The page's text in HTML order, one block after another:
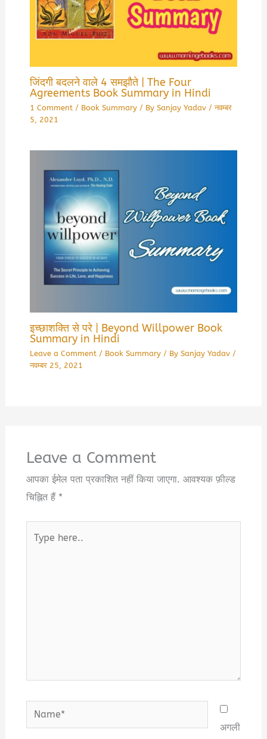
जिंदगी बदलने वाले 4 समझौते | The Four
Agreements Book Summary in Hindi
1 Comment / Book Summary/ By Sanjay Yadav /नवम्बर
5, 2021
इच्छाशक्ति से परे | Beyond Willpower Book
Summary in Hindi
Leave a Comment / Book Summary/ By Sanjay Yadav /
नवम्बर 25, 2021
Leave a Comment
आपका ईमेल पता प्रकाशित नहीं किया जाएगा. आवश्यक फ़ील्ड
चिह्नित हैं *
here..
Name*
अगली